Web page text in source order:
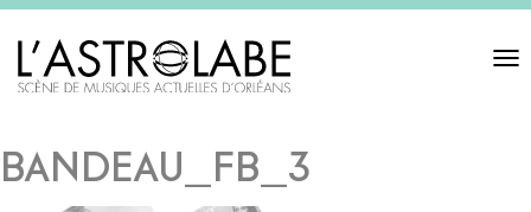
Toggle
BANDEAU_FB_3